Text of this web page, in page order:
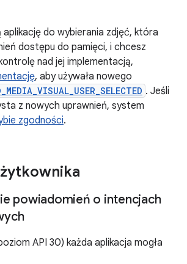
aplikację do wybierania zdjęć, która
dostępu do pamięci, i chcesz
nad jej implementacją,
, aby używała nowego
. Jeśli
z nowych uprawnień, system
zgodności.
powiadomień o intencjach
API 30) każda aplikacja mogła